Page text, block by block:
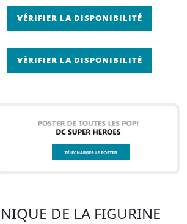
VÉRIFIER LA DISPONIBILITÉ
VÉRIFIER LA DISPONIBILITÉ
DE LA FIGURINE